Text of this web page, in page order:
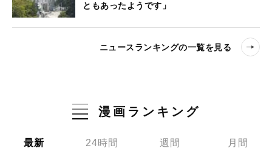
ともあったようです」
ニュースランキングの一覧を見る
漫画ランキング
最新 24時間 週間 月間